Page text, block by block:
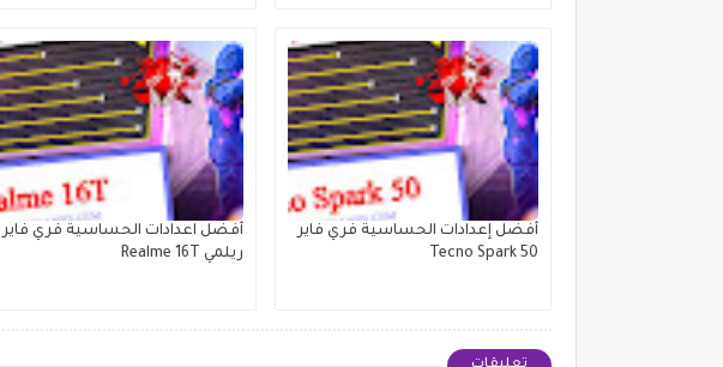
أفضل إعدادات الحساسية فري فاير
Tecno Spark 50
أفضل اعدادات الحساسية فري فاير
ريلمي Realme 16T